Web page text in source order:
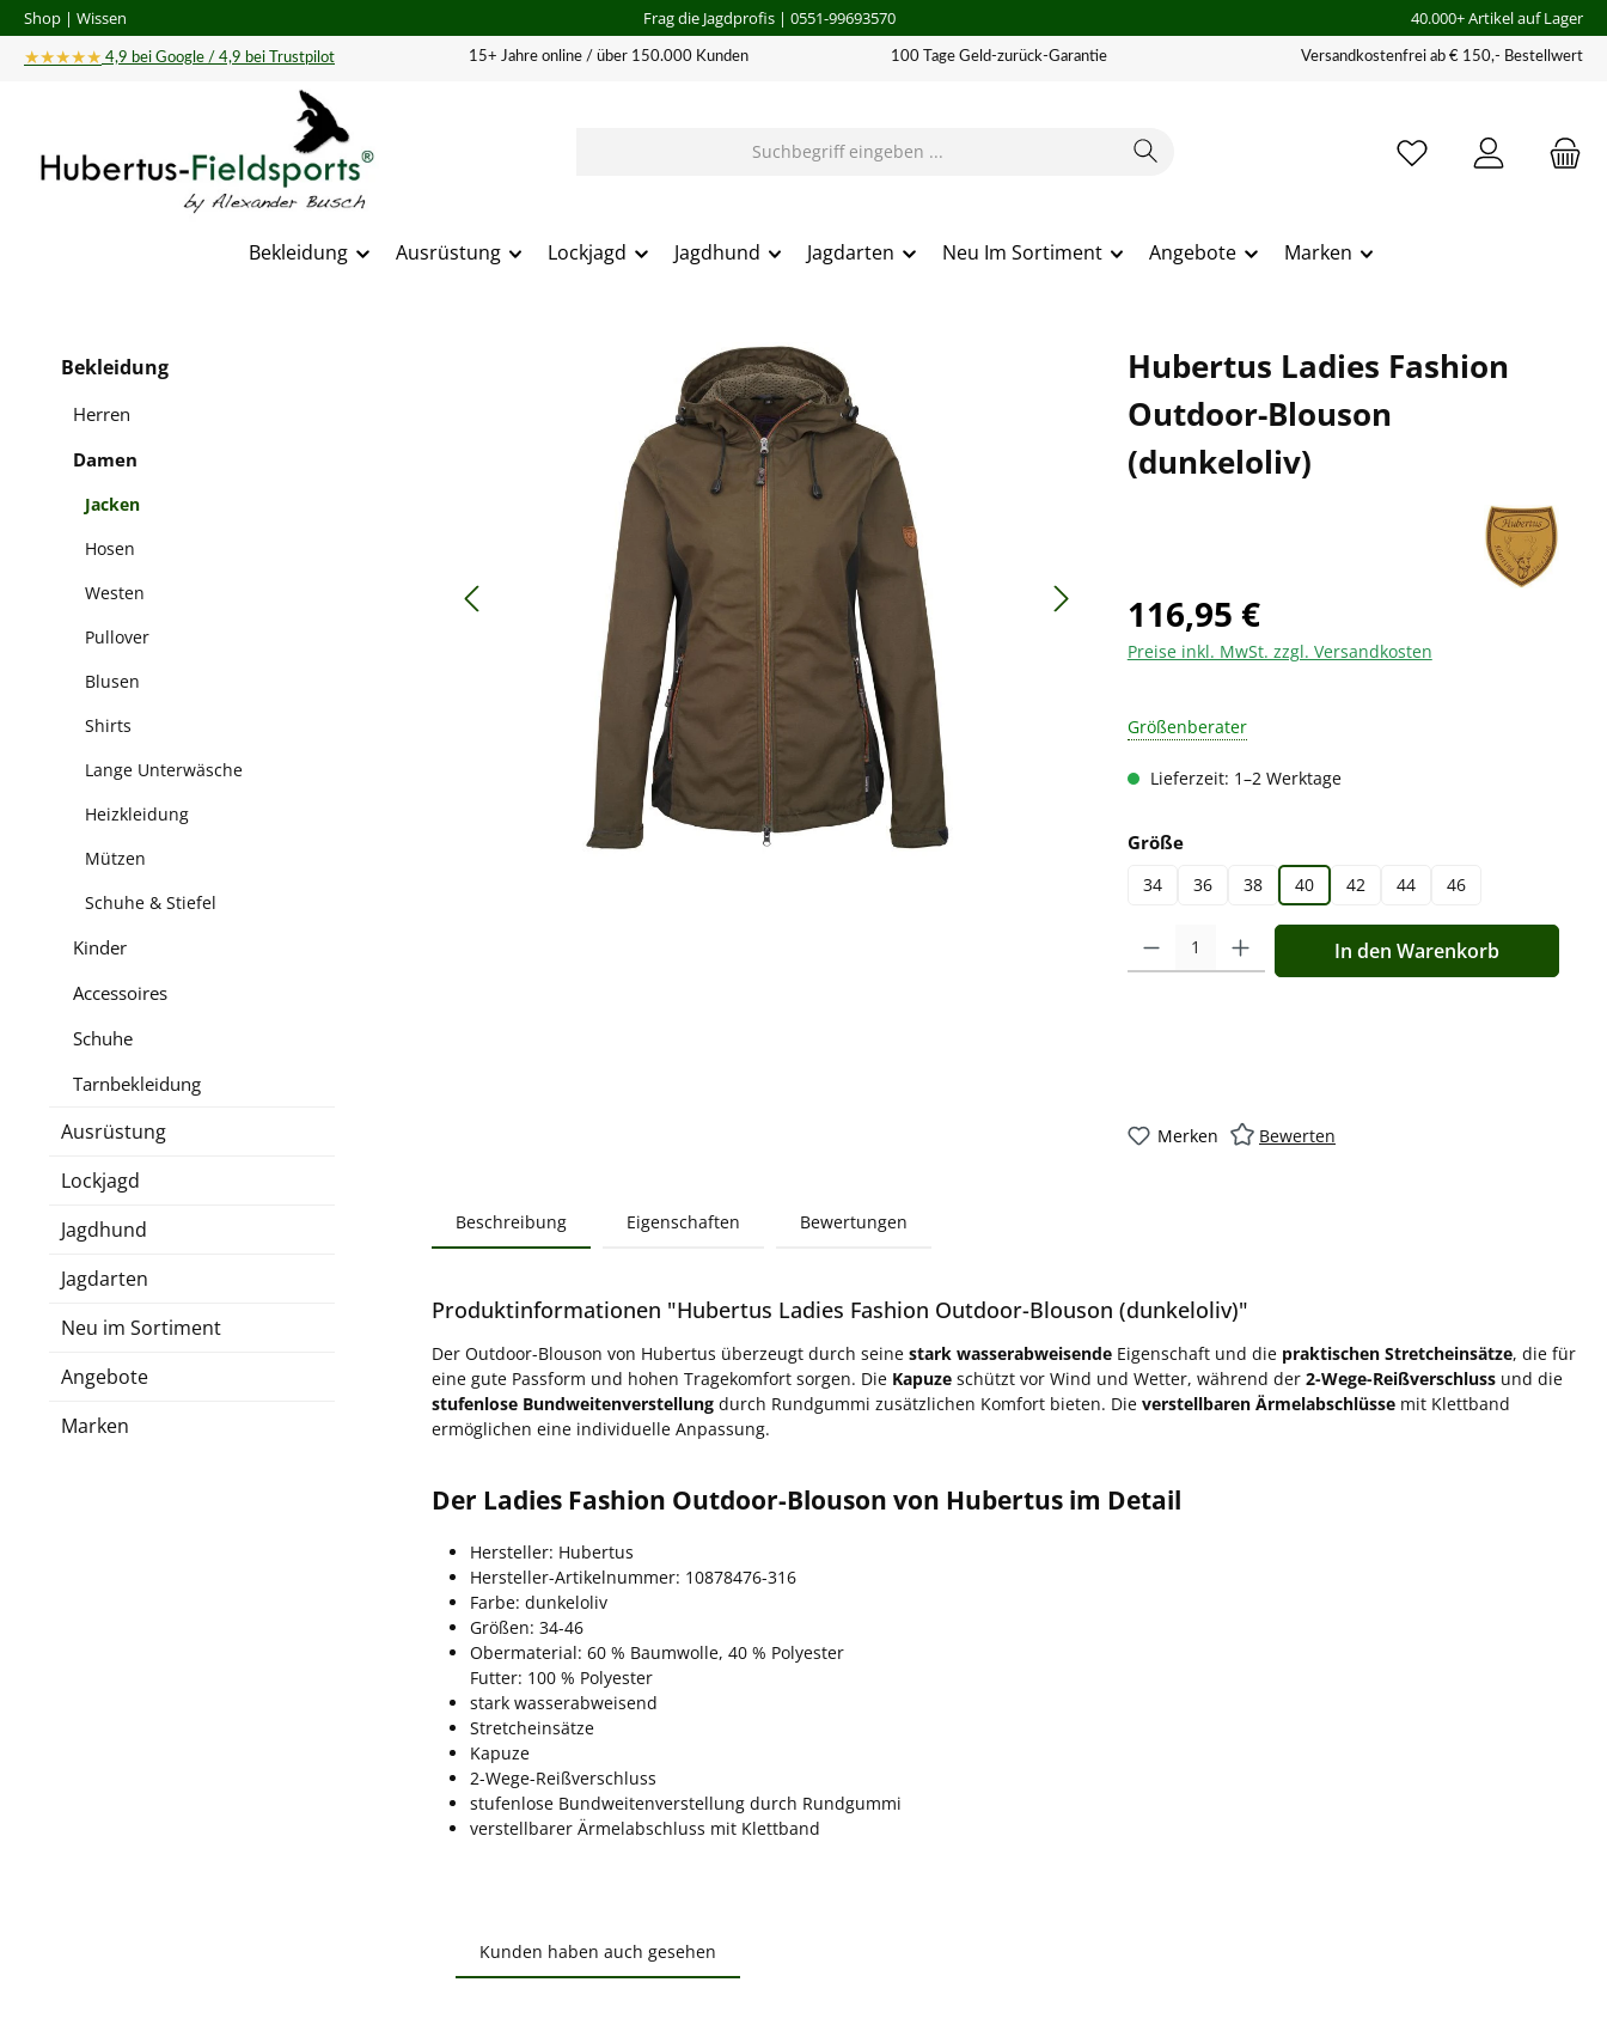
Hauptinhalt springen
Zur Suche springen
Zur Hauptnavigation springen
Shop | Wissen Frag die Jagdprofis| 0551-99693570 40.000+ Artikel auf Lager
★★★★★ 4,9 bei Google / 4,9 bei Trustpilot 15+ Jahre online / über 150.000 Kunden 100 Tage Geld-zurück-Garantie Versandkostenfrei ab € 150,- Bestellwert
Bekleidung Ausrüstung Lockjagd Jagdhund Jagdarten Neu Im Sortiment Angebote Marken
Bekleidung
Herren
Damen
Jacken
Hosen
Westen
Pullover
Blusen
Shirts
Lange Unterwäsche
Heizkleidung
Mützen
Schuhe & Stiefel
Kinder
Accessoires
Schuhe
Tarnbekleidung
Ausrüstung
Lockjagd
Jagdhund
Jagdarten
Neu im Sortiment
Angebote
Marken
Hubertus Ladies Fashion
Outdoor-Blouson
(dunkeloliv)
116,95 €
Preise inkl. MwSt. zzgl. Versandkosten
Größenberater
Lieferzeit: 1–2 Werktage
Größeauswählen
34 36 38 40 42 44 46
Produkt Anzahl: Gib den gewünschten Wert ein oder
In den Warenkorb
Merken Bewerten
Beschreibung Eigenschaften Bewertungen
Produktinformationen "Hubertus Ladies Fashion Outdoor-Blouson (dunkeloliv)"
Der Outdoor-Blouson von Hubertus überzeugt durch seine stark wasserabweisende Eigenschaft und die praktischen Stretcheinsätze, die für
eine gute Passform und hohen Tragekomfort sorgen. Die Kapuze schützt vor Wind und Wetter, während der 2-Wege-Reißverschluss und die
stufenlose Bundweitenverstellung durch Rundgummi zusätzlichen Komfort bieten. Die verstellbaren Ärmelabschlüsse mit Klettband
ermöglichen eine individuelle Anpassung.
Der Ladies Fashion Outdoor-Blouson von Hubertus im Detail
Hersteller: Hubertus
Hersteller-Artikelnummer: 10878476-316
Farbe: dunkeloliv
Größen: 34-46
Obermaterial: 60 % Baumwolle, 40 % Polyester
Futter: 100 % Polyester
stark wasserabweisend
Stretcheinsätze
Kapuze
2-Wege-Reißverschluss
stufenlose Bundweitenverstellung durch Rundgummi
verstellbarer Ärmelabschluss mit Klettband
Kunden haben auch gesehen